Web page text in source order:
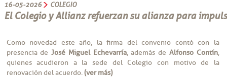
16-05-2026 COLEGIO
El Colegio y Allianz refuerzan su alianza para
Como novedad este año, la firma del convenio contó con la
presencia deJosé Miguel Echevarría, además deAlfonso Contín,
quienes acudieron a la sede del Colegio con motivo de la
renovación del acuerdo.(ver más)